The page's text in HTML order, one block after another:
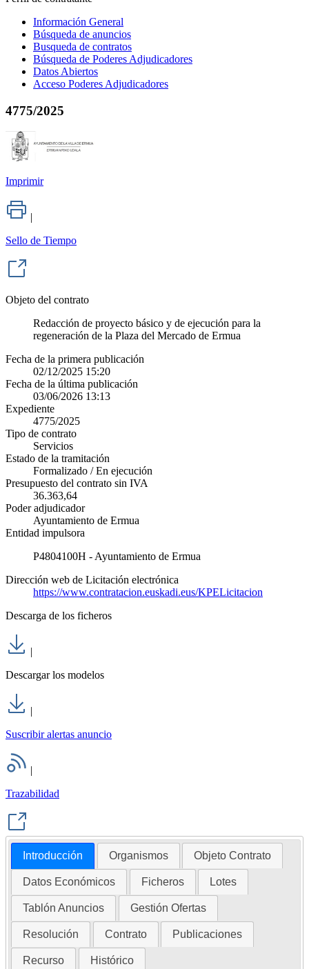
Información General
Búsqueda de anuncios
Busqueda de contratos
Búsqueda de Poderes Adjudicadores
Datos Abiertos
Acceso Poderes Adjudicadores
4775/2025
Imprimir
|
Sello de Tiempo
Objeto del contrato
Redacción de proyecto básico y de ejecución para la
regeneración de la Plaza del Mercado de Ermua
Fecha de la primera publicación
02/12/2025 15:20
Fecha de la última publicación
03/06/2026 13:13
Expediente
4775/2025
Tipo de contrato
Servicios
Estado de la tramitación
Formalizado / En ejecución
Presupuesto del contrato sin IVA
36.363,64
Poder adjudicador
Ayuntamiento de Ermua
Entidad impulsora
P4804100H - Ayuntamiento de Ermua
Dirección web de Licitación electrónica
https://www.contratacion.euskadi.eus/KPELicitacion
Descarga de los ficheros
|
Descargar los modelos
|
Suscribir alertas anuncio
|
Trazabilidad
Introducción Organismos Objeto Contrato
Datos Económicos Ficheros Lotes
Tablón Anuncios Gestión Ofertas
Resolución Contrato Publicaciones
Recurso Histórico